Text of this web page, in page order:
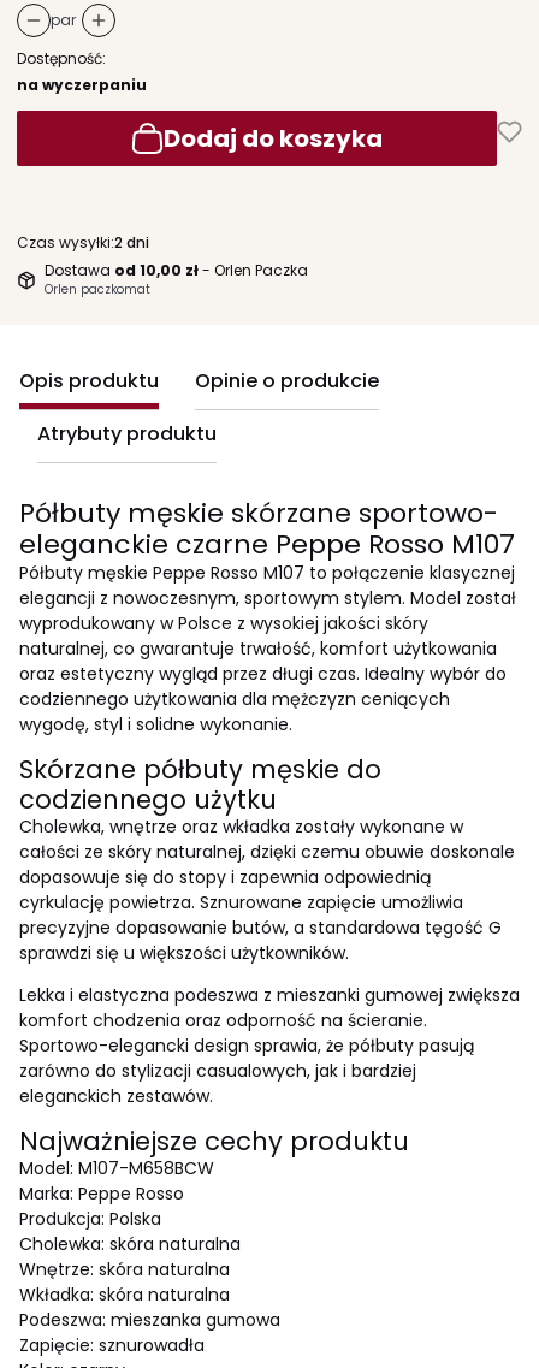
par
Dostępność:
na wyczerpaniu
Dodaj do koszyka
Czas wysyłki:2 dni
Dostawa od 10,00 zł- Orlen Paczka
Orlen paczkomat
Opis produktu
Opinie o produkcie
Atrybuty produktu
Półbuty męskie skórzane sportowo-
eleganckie czarne Peppe Rosso M107
Półbuty męskie Peppe Rosso M107 to połączenie klasycznej
elegancji z nowoczesnym, sportowym stylem. Model został
wyprodukowany w Polsce z wysokiej jakości skóry
naturalnej, co gwarantuje trwałość, komfort użytkowania
oraz estetyczny wygląd przez długi czas. Idealny wybór do
codziennego użytkowania dla mężczyzn ceniących
wygodę, styl i solidne wykonanie.
Skórzane półbuty męskie do
codziennego użytku
Cholewka, wnętrze oraz wkładka zostały wykonane w
całości ze skóry naturalnej, dzięki czemu obuwie doskonale
dopasowuje się do stopy i zapewnia odpowiednią
cyrkulację powietrza. Sznurowane zapięcie umożliwia
precyzyjne dopasowanie butów, a standardowa tęgość G
sprawdzi się u większości użytkowników.
Lekka i elastyczna podeszwa z mieszanki gumowej zwiększa
komfort chodzenia oraz odporność na ścieranie.
Sportowo-elegancki design sprawia, że półbuty pasują
zarówno do stylizacji casualowych, jak i bardziej
eleganckich zestawów.
Najważniejsze cechy produktu
Model: M107-M658BCW
Marka: Peppe Rosso
Produkcja: Polska
Cholewka: skóra naturalna
Wnętrze: skóra naturalna
Wkładka: skóra naturalna
Podeszwa: mieszanka gumowa
Zapięcie: sznurowadła